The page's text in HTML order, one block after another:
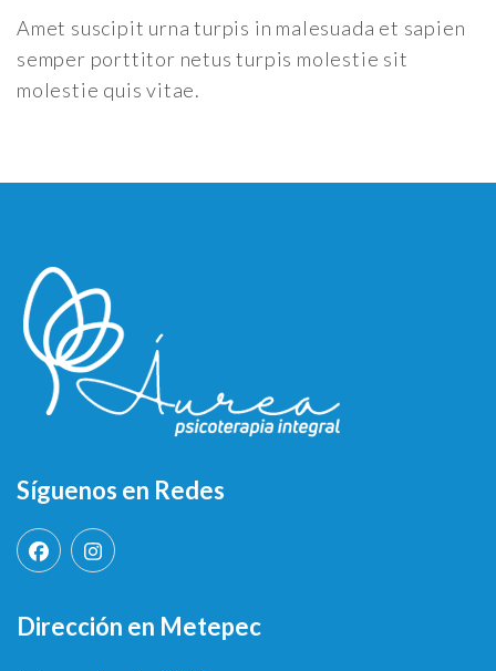
Amet suscipit urna turpis in malesuada et sapien
semper porttitor netus turpis molestie sit
molestie quis vitae.
Síguenos en Redes
Dirección en Metepec